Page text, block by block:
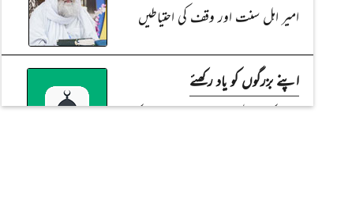
امیر اہل سنت اور وقف کی احتیاطیں
اپنے بزرگوں کو یاد رکھئے